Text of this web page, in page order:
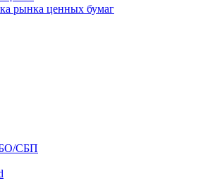
рынка ценных бумаг
СБП